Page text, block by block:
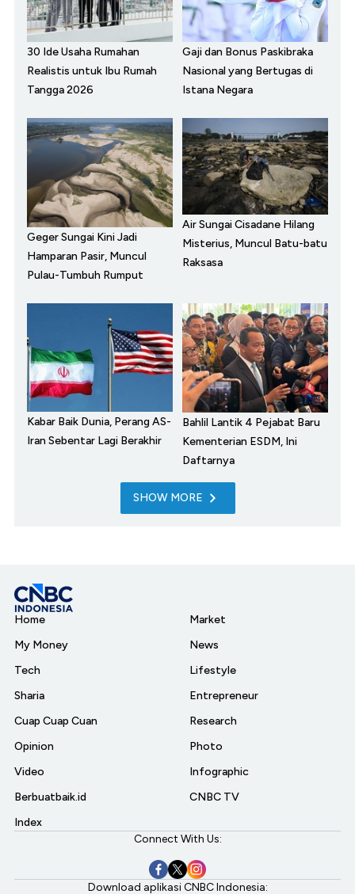
30 Ide Usaha Rumahan
Realistis untuk Ibu Rumah
Tangga 2026
Gaji dan Bonus Paskibraka
Nasional yang Bertugas di
Istana Negara
Geger Sungai Kini Jadi
Hamparan Pasir, Muncul
Pulau-Tumbuh Rumput
Air Sungai Cisadane Hilang
Misterius, Muncul Batu-batu
Raksasa
Kabar Baik Dunia, Perang AS-
Iran Sebentar Lagi Berakhir
Bahlil Lantik 4 Pejabat Baru
Kementerian ESDM, Ini
Daftarnya
SHOW MORE
Home
My Money
Tech
Sharia
Cuap Cuap Cuan
Opinion
Video
Berbuatbaik.id
Index
Market
News
Lifestyle
Entrepreneur
Research
Photo
Infographic
CNBC TV
Connect With Us:
Download aplikasi CNBC Indonesia: